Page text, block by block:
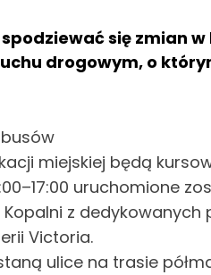
się zmian
drogowym, o
miejskiej będą
uruchomione
z dedykowanych
Victoria.
ulice na trasie